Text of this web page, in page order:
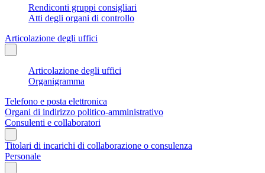
Rendiconti gruppi consigliari
Atti degli organi di controllo
Articolazione degli uffici
Articolazione degli uffici
Organigramma
Telefono e posta elettronica
Organi di indirizzo politico-amministrativo
Consulenti e collaboratori
Titolari di incarichi di collaborazione o consulenza
Personale